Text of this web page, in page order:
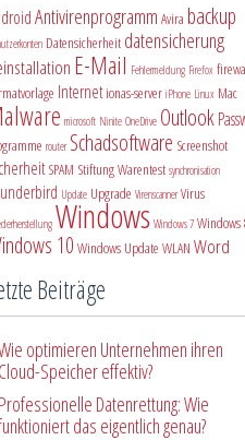
Antivirenprogramm Avira backup
Datensicherheit datensicherung
E-Mail Fehlermeldung Firefox
Internet ionas-server iPhone Linux Mac
microsoft Ninite OneDrive Outlook
router Schadsoftware Screenshot
SPAM Stiftung Warentest synchronisation
Update Upgrade Virenscanner Virus
Windows Windows 7 Windows
10 Windows Update WLAN Word
Beiträge
optimieren Unternehmen ihren
Cloud-Speicher effektiv?
Professionelle Datenrettung: Wie
das eigentlich genau?